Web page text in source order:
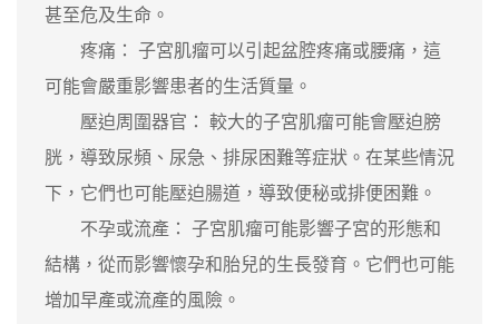
甚至危及生命。
疼痛： 子宮肌瘤可以引起盆腔疼痛或腰痛，這
可能會嚴重影響患者的生活質量。
壓迫周圍器官： 較大的子宮肌瘤可能會壓迫膀
胱，導致尿頻、尿急、排尿困難等症狀。在某些情況
下，它們也可能壓迫腸道，導致便秘或排便困難。
不孕或流產： 子宮肌瘤可能影響子宮的形態和
結構，從而影響懷孕和胎兒的生長發育。它們也可能
增加早產或流產的風險。